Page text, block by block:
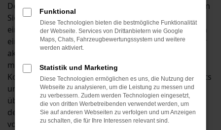
Der Škoda Kamiq ist ein absolutes Topfahrzeug. Wenn
Sie sich für dieses Modell interessieren, steigen Sie in
ein qualitativ tadelloses Auto und gönnen sich zudem
eine Fülle an spannenden Extras. Insbesondere in der
aktuellen Modellgeneration wartet der Škoda Kamiq
mit einer außergewöhnlichen Kombination aus
Komfort und Sicherheit auf. Die Folge: zahlreiche Tests
und Vergleiche sehen den Škoda Kamiq als eines der
überzeugendsten Fahrzeuge der heutigen Zeit. Eine
derartige Qualität muss jedoch nicht teuer sein: wir
vom Autohaus an der B13 bieten Ihnen sowohl
Funktional
Diese Technologien bieten die bestmögliche Funktionalität
der Webseite. Services von Drittanbietern wie Google
Maps, Chats, Fahrzeugbewertungssystem und weitere
werden aktiviert.
Statistik und Marketing
Diese Technologien ermöglichen es uns, die Nutzung der
Webseite zu analysieren, um die Leistung zu messen und
zu verbessern. Zudem werden Technologien eingesetzt,
die von dritten Werbetreibenden verwendet werden, um
Sie auf anderen Webseiten zu verfolgen und um Anzeigen
zu schalten, die für Ihre Interessen relevant sind.